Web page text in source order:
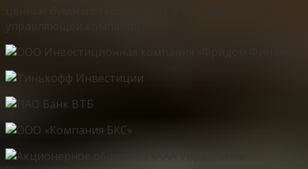
ценные бумаги откройте счёт в брокерской или
управляющей компании